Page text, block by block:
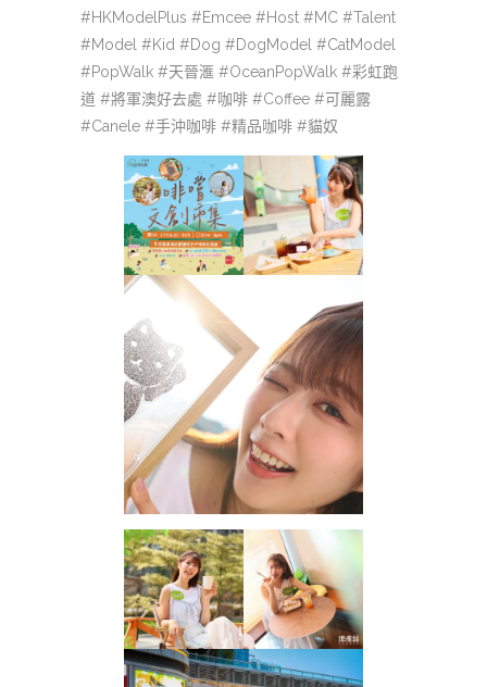
#HKModelPlus #Emcee #Host #MC #Talent
#Model #Kid #Dog #DogModel #CatModel
#PopWalk #天晉滙 #OceanPopWalk #彩虹跑
道 #將軍澳好去處 #咖啡 #Coffee #可麗露
#Canele #手沖咖啡 #精品咖啡 #貓奴